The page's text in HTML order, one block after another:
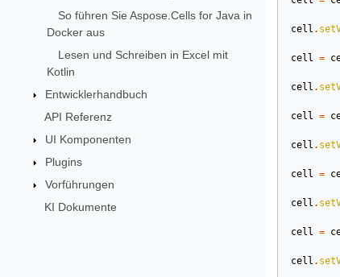
So führen Sie Aspose.Cells for Java in
Docker aus
Lesen und Schreiben in Excel mit
Kotlin
Entwicklerhandbuch
API Referenz
UI Komponenten
Plugins
Vorführungen
KI Dokumente
cell .
cell =
cell .
cell =
cell .
cell =
cell .
cell =
cell .